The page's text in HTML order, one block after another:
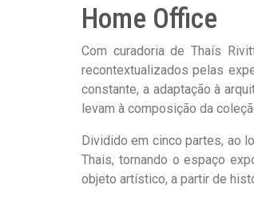
Home Office
Com curadoria de Thaís
recontextualizados pelas
constante, a adaptação à
levam à composição da
Dividido em cinco partes, ao
Thais, tornando o espaço
objeto artístico, a partir de